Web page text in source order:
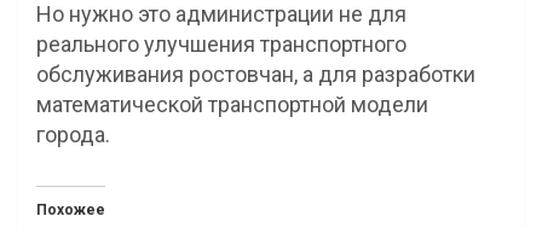
Но нужно это администрации не для
реального улучшения транспортного
обслуживания ростовчан, а для разработки
математической транспортной модели
города.
Похожее